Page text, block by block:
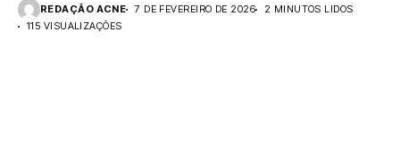
REDAÇÃO ACNE 7 DE FEVEREIRO DE 2026
2 MINUTOS LIDOS
115 VISUALIZAÇÕES